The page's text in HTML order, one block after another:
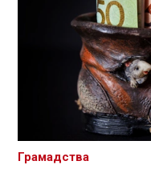
Грамадства